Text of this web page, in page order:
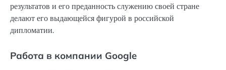
результатов и его преданность служению своей стране
делают его выдающейся фигурой в российской
дипломатии.
Работа в компании Google